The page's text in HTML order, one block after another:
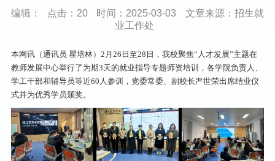
编辑： 点击： 20 时间：2025-03-03
文章来源：招生就
业工作处
本网讯（通讯员 瞿培林）2月26日至28日，我校聚焦“人才发展”主题在
教师发展中心举行了为期3天的就业指导专题师资培训，各学院负责人、
学工干部和辅导员等近60人参训，党委常委、副校长严世荣出席结业仪
式并为优秀学员颁奖。